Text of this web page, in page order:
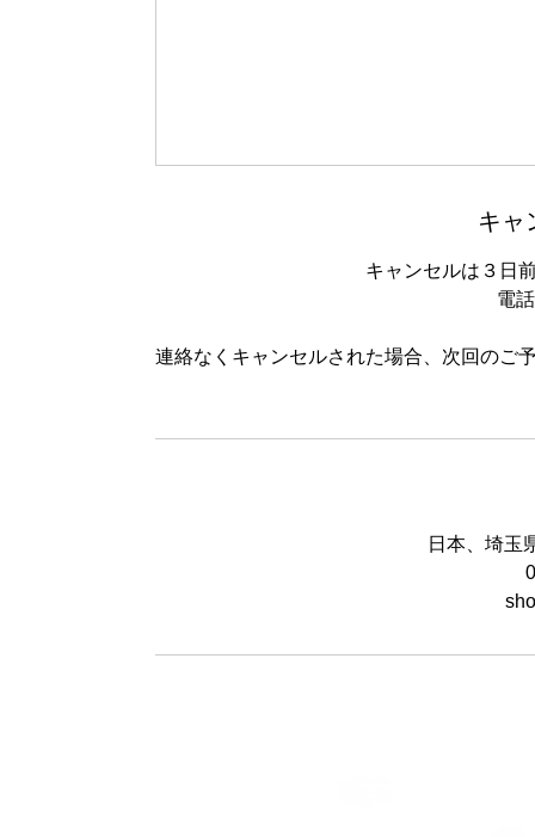
キャ
キャンセルは３日
電
連絡なくキャンセルされた場合、次回のご
日本、埼玉